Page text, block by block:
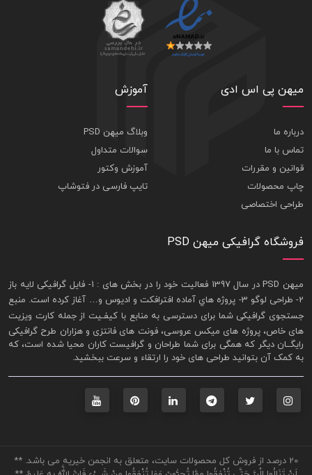
میهن پی اس ادی
درباره ما
تماس با ما
قوانین و مقررات
چاپ محصولات
طراحی اختصاصی
آموزش
وبلاگ میهن PSD
سوالات متداول
آموزش وکتور
تایپ فارسی در فتوشاپ
فروشگاه گرافیکی میهن PSD
ميهن PSD در سال 1397 فعاليت خود را در بخش های : 1-
فايل گرافيکی لايه باز
2- طراحی لوگو 3- پروژه هاي آماده افترافکت و اديوس و… آغاز کرده است. منبع
جستجوی گرافيکی شما برای دسترسی به منابع با کيفـيت از جملهکارت ويزيت
های خاص، پروژه های ميکس عروسی، فونت های فانتزی و هزاران طرح گرافیکی
رايگــان ديگر که همگی برای شما طراحان و گرافيست کاران محيا شده است، که
به کمک آن بتوانيد طراحی های خود را ارتقاء و سرعت ببخشيد.
20 درصد از فروش کل محصولات سایت، متعلق به انجمن خیریه می باشد. **